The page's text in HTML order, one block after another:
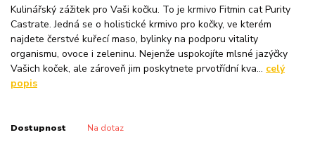
Kulinářský zážitek pro Vaši kočku. To je krmivo Fitmin cat Purity
Castrate. Jedná se o holistické krmivo pro kočky, ve kterém
najdete čerstvé kuřecí maso, bylinky na podporu vitality
organismu, ovoce i zeleninu. Nejenže uspokojíte mlsné jazýčky
Vašich koček, ale zároveň jim poskytnete prvotřídní kva... celý
popis
Dostupnost Na dotaz